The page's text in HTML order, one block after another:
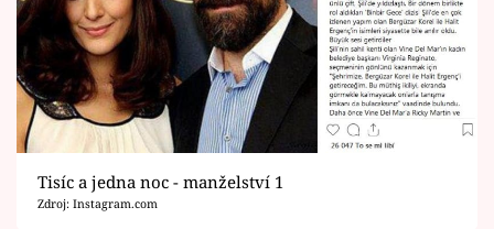
Tisíc a jedna noc - manželství 1
Zdroj: Instagram.com